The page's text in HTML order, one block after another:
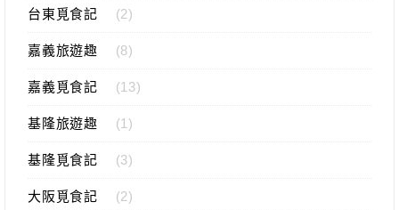
台東覓食記 (2)
嘉義旅遊趣 (8)
嘉義覓食記 (13)
基隆旅遊趣 (1)
基隆覓食記 (3)
大阪覓食記 (2)